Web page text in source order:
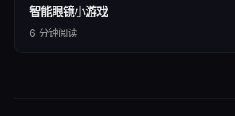
智能眼镜小游戏
6 分钟阅读